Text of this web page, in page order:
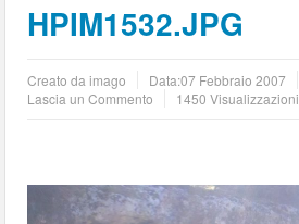
HPIM1532.JPG
Creato daimago Data:07 Febbraio 2007
Lascia un Commento
1450 Visualizzazioni